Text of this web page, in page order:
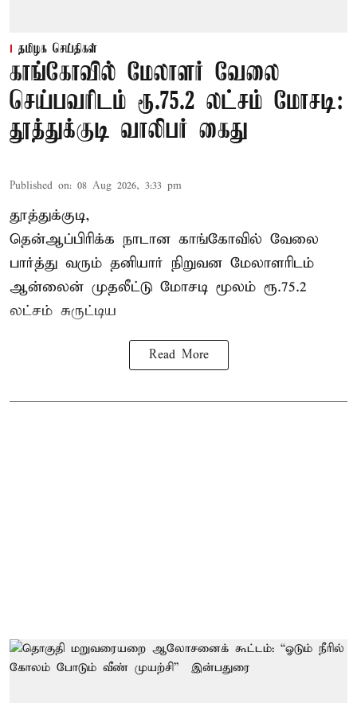
தமிழக செய்திகள்
காங்கோவில் மேலாளர் வேலை
செய்பவரிடம் ரூ.75.2 லட்சம் மோசடி:
தூத்துக்குடி வாலிபர் கைது
Published on: 08 Aug 2026, 3:33 pm
தூத்துக்குடி,
தென்ஆப்பிரிக்க நாடான காங்கோவில் வேலை
பார்த்து வரும் தனியார் நிறுவன மேலாளரிடம்
ஆன்லைன் முதலீட்டு மோசடி மூலம் ரூ.75.2
லட்சம் சுருட்டிய
Read More